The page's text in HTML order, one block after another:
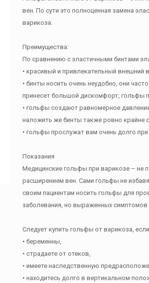
вен. По сути это полноценная замена
варикоза.
Преимущества:
По сравнению с эластичными бинтами
• красивый и привлекательный внешний
• бинты носить очень неудобно, они
принесет большой дискомфорт, гольфы
• гольфы создают равномерное
наложить же бинты также ровно крайне
• гольфы прослужат вам очень долго
Показания
Медицинские гольфы при варикозе – не
расширением вен. Сами гольфы не
своим пациентам носить гольфы для
заболевания, но выраженных
Следует купить гольфы от варикоза,
• беременны,
• страдаете от отеков,
• имеете наследственную
• находитесь долго в вертикальном